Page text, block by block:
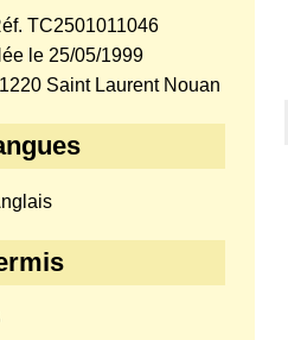
TC2501011046
le 25/05/1999
Saint Laurent Nouan